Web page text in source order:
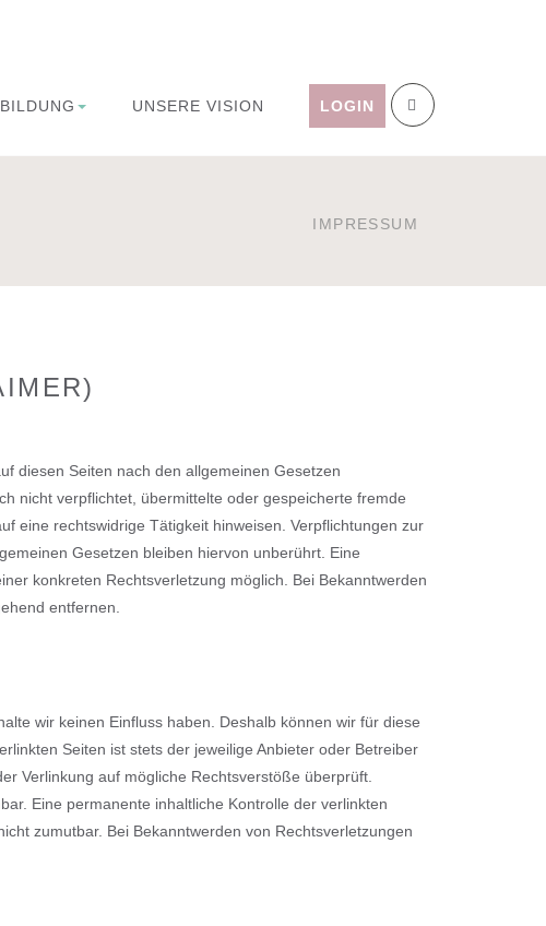
UNSERE VISION LOGIN
IMPRESSUM
diesen Seiten nach den allgemeinen Gesetzen
nicht verpflichtet, übermittelte oder gespeicherte fremde
eine rechtswidrige Tätigkeit hinweisen. Verpflichtungen zur
Gesetzen bleiben hiervon unberührt. Eine
konkreten Rechtsverletzung möglich. Bei Bekanntwerden
entfernen.
wir keinen Einfluss haben. Deshalb können wir für diese
Seiten ist stets der jeweilige Anbieter oder Betreiber
Verlinkung auf mögliche Rechtsverstöße überprüft.
Eine permanente inhaltliche Kontrolle der verlinkten
zumutbar. Bei Bekanntwerden von Rechtsverletzungen